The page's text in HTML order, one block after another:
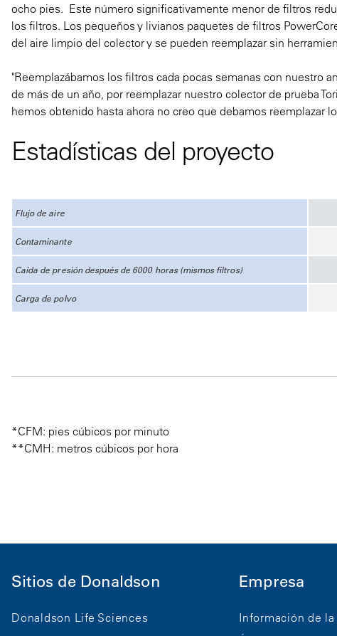
ocho pies. Este número significativamente menor de filtros
los filtros. Los pequeños y livianos paquetes de filtros
del aire limpio del colector y se pueden reemplazar sin
"Reemplazábamos los filtros cada pocas semanas con nuestro
de más de un año, por reemplazar nuestro colector de prueba
hemos obtenido hasta ahora no creo que debamos reemplazar
Estadísticas del proyecto
Flujo de aire
Contaminante
Caída de presión después de 6000 horas (mismos filtros)
Carga de polvo
*CFM: pies cúbicos por minuto
**CMH: metros cúbicos por hora
Sitios de Donaldson
Donaldson Life Sciences
Empresa
Información de la